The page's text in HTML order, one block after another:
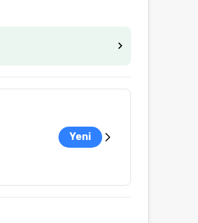
Yeni